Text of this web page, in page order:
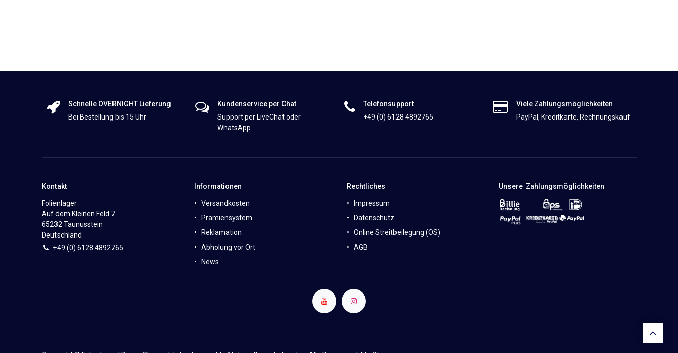
Schnelle OVERNIGHT Lieferung
Bei Bestellung bis 15 Uhr
Kundenservice per Chat
Support per LiveChat oder
WhatsApp
Telefonsupport
+49 (0) 6128 4892765
Viele Zahlungsmöglichkeiten
PayPal, Kreditkarte, Rechnungskauf
Kontakt
Folienlager
Auf dem Kleinen Feld 7
65232 Taunusstein
Deutschland
+49 (0) 6128 4892765
Informationen
Versandkosten
Prämiensystem
Reklamation
Abholung vor Ort
News
Rechtliches
Impressum
Datenschutz
Online Streitbeilegung (OS)
AGB
Unsere Zahlungsmöglichkeiten